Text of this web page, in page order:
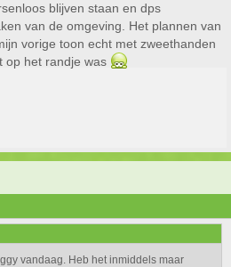
blijven staan en dps
van de omgeving. Het plannen van
vorige toon echt met zweethanden
op het randje was
vandaag. Heb het inmiddels maar